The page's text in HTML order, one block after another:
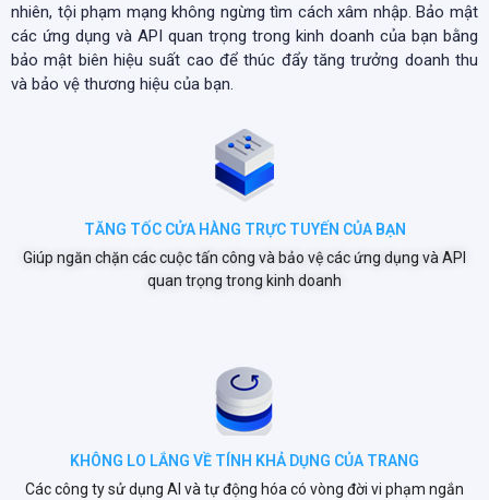
nhiên, tội phạm mạng không ngừng tìm cách xâm nhập. Bảo mật
các ứng dụng và API quan trọng trong kinh doanh của bạn bằng
bảo mật biên hiệu suất cao để thúc đẩy tăng trưởng doanh thu
và bảo vệ thương hiệu của bạn.
TĂNG TỐC CỬA HÀNG TRỰC TUYẾN CỦA BẠN
Giúp ngăn chặn các cuộc tấn công và bảo vệ các ứng dụng và API
quan trọng trong kinh doanh
KHÔNG LO LẮNG VỀ TÍNH KHẢ DỤNG CỦA TRANG
Các công ty sử dụng AI và tự động hóa có vòng đời vi phạm ngắn